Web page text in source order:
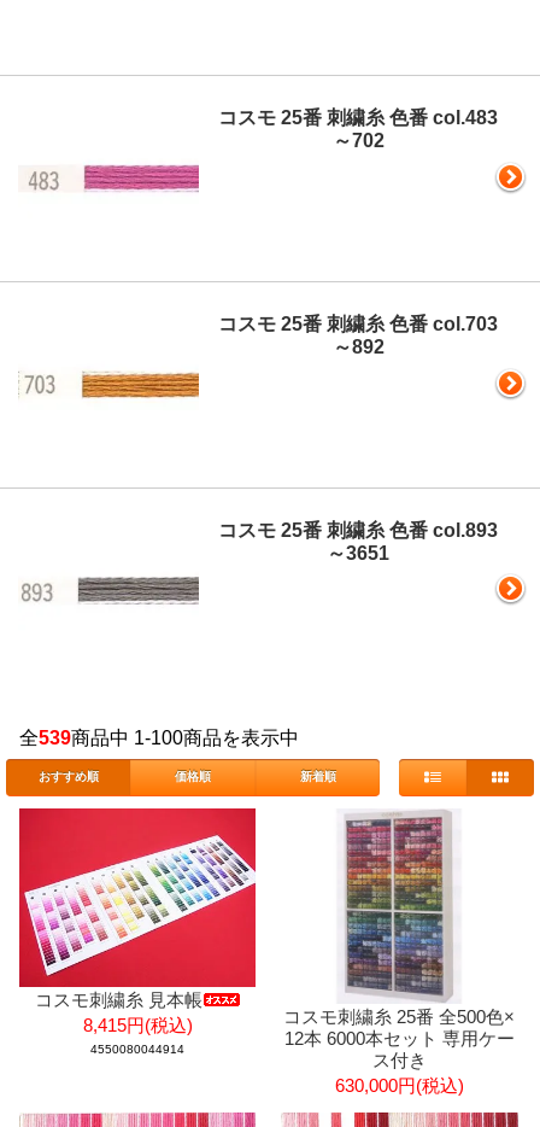
コスモ 25番 刺繍糸 色番 col.483
～702
コスモ 25番 刺繍糸 色番 col.703
～892
コスモ 25番 刺繍糸 色番 col.893
～3651
全539商品中 1-100商品を表示中
おすすめ順 価格順 新着順
コスモ刺繍糸 見本帳
8,415円(税込)
4550080044914
コスモ刺繍糸 25番 全500色×
12本 6000本セット 専用ケー
ス付き
630,000円(税込)